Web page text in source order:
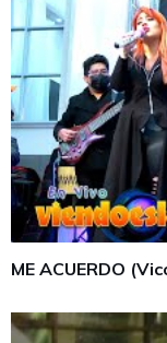
ME ACUERDO